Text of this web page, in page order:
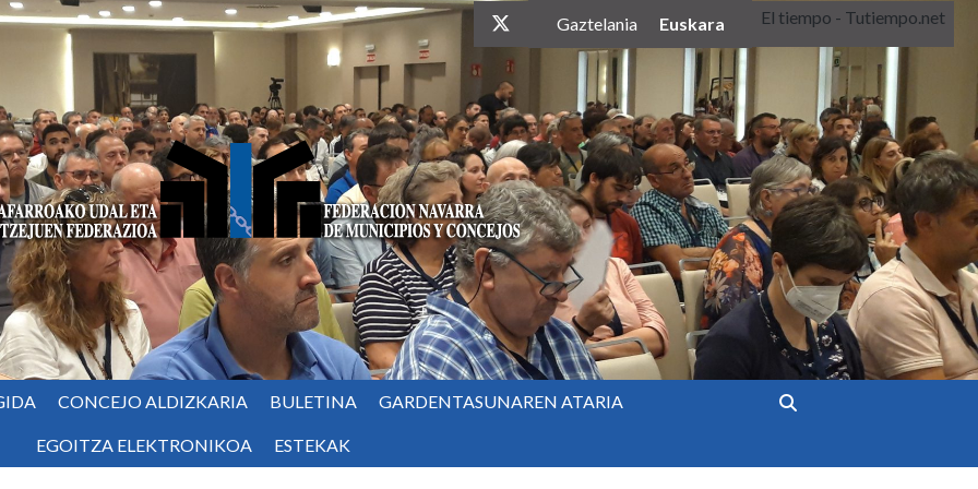
twitter
Gaztelania Euskara El tiempo - Tutiempo.net
CONCEJO ALDIZKARIA BULETINA GARDENTASUNAREN ATARIA
EGOITZA ELEKTRONIKOA ESTEKAK